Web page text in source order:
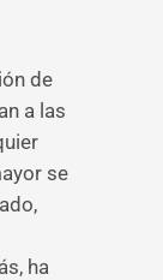
de
a las
se
ha